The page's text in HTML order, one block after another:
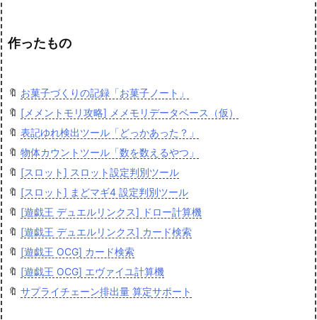
作ったもの
🔖 お菓子づくりの記録「お菓子ノート」
🔖 [メメントモリ攻略] メメモリデータベース（仮）
🔖 表記ゆれ検出ツール「どっかあった？」
🔖 物体カウントツール「数を数えるやつ」
🔖 [スロット] スロット設定判別ツール
🔖 [スロット] まどマギ4 設定判別ツール
🔖 [遊戯王 デュエルリンクス] ドロー計算機
🔖 [遊戯王 デュエルリンクス] カード検索
🔖 [遊戯王 OCG] カード検索
🔖 [遊戯王 OCG] エヴァイユ計算機
🔖 サプライチェーン排出量 算定サポート